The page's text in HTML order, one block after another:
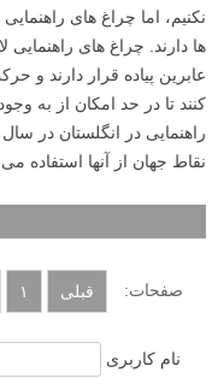
نکنیم، اما چراغ های
ها دارند. چراغ های
عابرین پیاده قرار دارند و
کنند تا در حد امکان از به
نقاط جهان از آنها استفاده
صفحات: قبلی ۱
نام کاربری